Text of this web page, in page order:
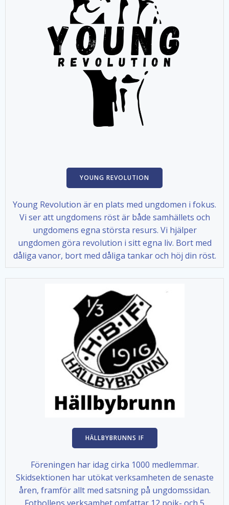
YOUNG REVOLUTION
Young Revolution är en plats med ungdomen i fokus.
Vi ser att ungdomens röst är både samhällets och
ungdomens egna största resurs. Vi hjälper
ungdomen göra revolution i sitt egna liv. Bort med
dåliga vanor, bort med dåliga tankar och höj din röst.
HÄLLBYBRUNNS IF
Föreningen har idag cirka 1000 medlemmar.
Skidsektionen har utökat verksamheten de senaste
åren, framför allt med satsning på ungdomssidan.